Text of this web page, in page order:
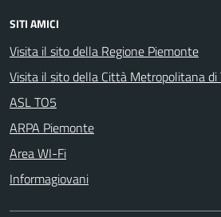
SITI AMICI
Visita il sito della Regione Piemonte
Visita il sito della Città Metropolitana di
ASL TO5
ARPA Piemonte
Area WI-Fi
Informagiovani